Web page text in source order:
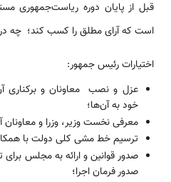
قبل از پایان دوره ‌‌‌‌‌‌‌‌ریاست‌جمهوری
‌‌‌‌‌‌‌است که آرای مطلق را کسب کند؛ چه در
اختیارات رئیس جمهور:
عزل و نصب معاونان و برکناری
خود به آن‌‌‌‌‌‌‌‌ها؛
معرفی نخست وزیر، وزرا و
ترسیم خط مشی کلی دولت با
صدور قوانین و ارائه به مجلس
صدور فرمان اجرا؛